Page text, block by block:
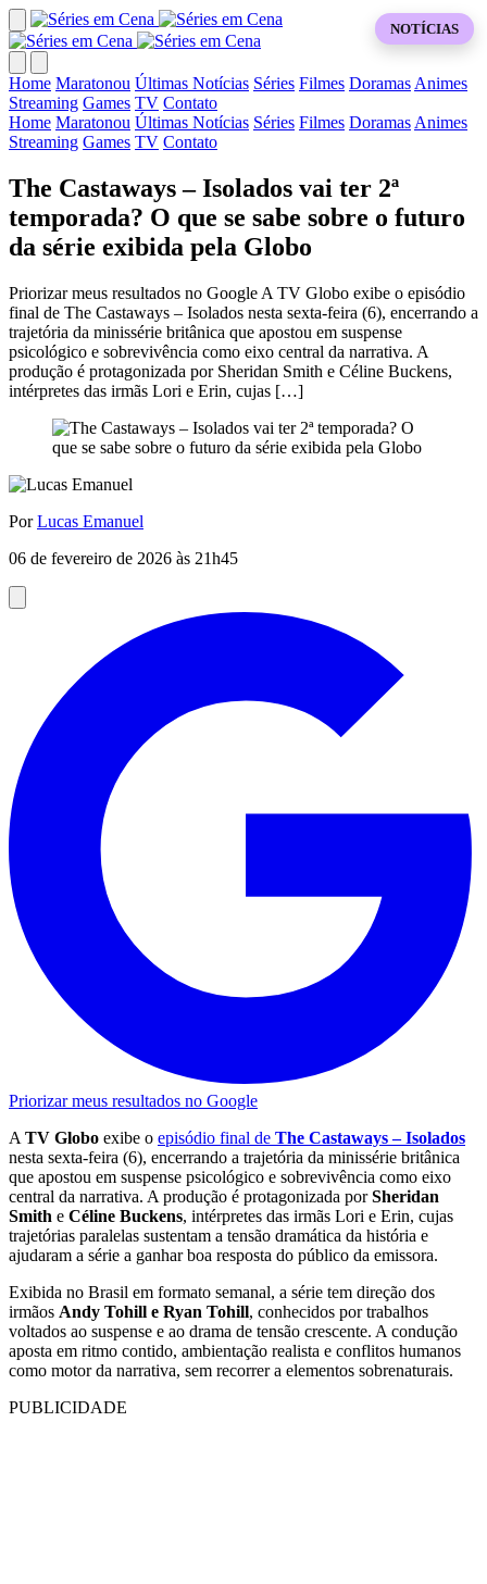
Home Maratonou Últimas Notícias Séries Filmes Doramas Animes
Streaming Games TV Contato
Home Maratonou Últimas Notícias Séries Filmes Doramas Animes
Streaming Games TV Contato
The Castaways – Isolados vai ter 2ª
temporada? O que se sabe sobre o futuro
da série exibida pela Globo
Priorizar meus resultados no Google A TV Globo exibe o episódio
final de The Castaways – Isolados nesta sexta-feira (6), encerrando a
trajetória da minissérie britânica que apostou em suspense
psicológico e sobrevivência como eixo central da narrativa. A
produção é protagonizada por Sheridan Smith e Céline Buckens,
intérpretes das irmãs Lori e Erin, cujas […]
NOTÍCIAS
PorLucas Emanuel
06 de fevereiro de 2026 às 21h45
Priorizar meus resultados no Google
A TV Globo exibe o episódio final de The Castaways – Isolados
nesta sexta-feira (6), encerrando a trajetória da minissérie britânica
que apostou em suspense psicológico e sobrevivência como eixo
central da narrativa. A produção é protagonizada porSheridan
Smith e Céline Buckens, intérpretes das irmãs Lori e Erin, cujas
trajetórias paralelas sustentam a tensão dramática da história e
ajudaram a série a ganhar boa resposta do público da emissora.
Exibida no Brasil em formato semanal, a série tem direção dos
irmãos Andy Tohill e Ryan Tohill, conhecidos por trabalhos
voltados ao suspense e ao drama de tensão crescente. A condução
aposta em ritmo contido, ambientação realista e conflitos humanos
como motor da narrativa, sem recorrer a elementos sobrenaturais.
PUBLICIDADE